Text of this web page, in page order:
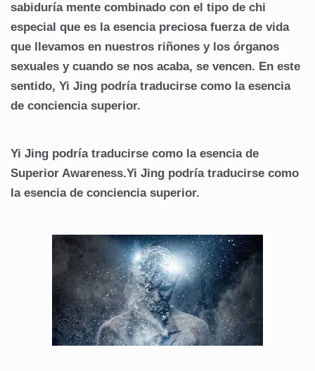
sabiduría mente combinado con el tipo de chi
especial que es la esencia preciosa fuerza de vida
que llevamos en nuestros riñones y los órganos
sexuales y cuando se nos acaba, se vencen. En este
sentido, Yi Jing podría traducirse como la esencia
de conciencia superior.
Yi Jing podría traducirse como la esencia de
Superior Awareness.Yi Jing podría traducirse como
la esencia de conciencia superior.